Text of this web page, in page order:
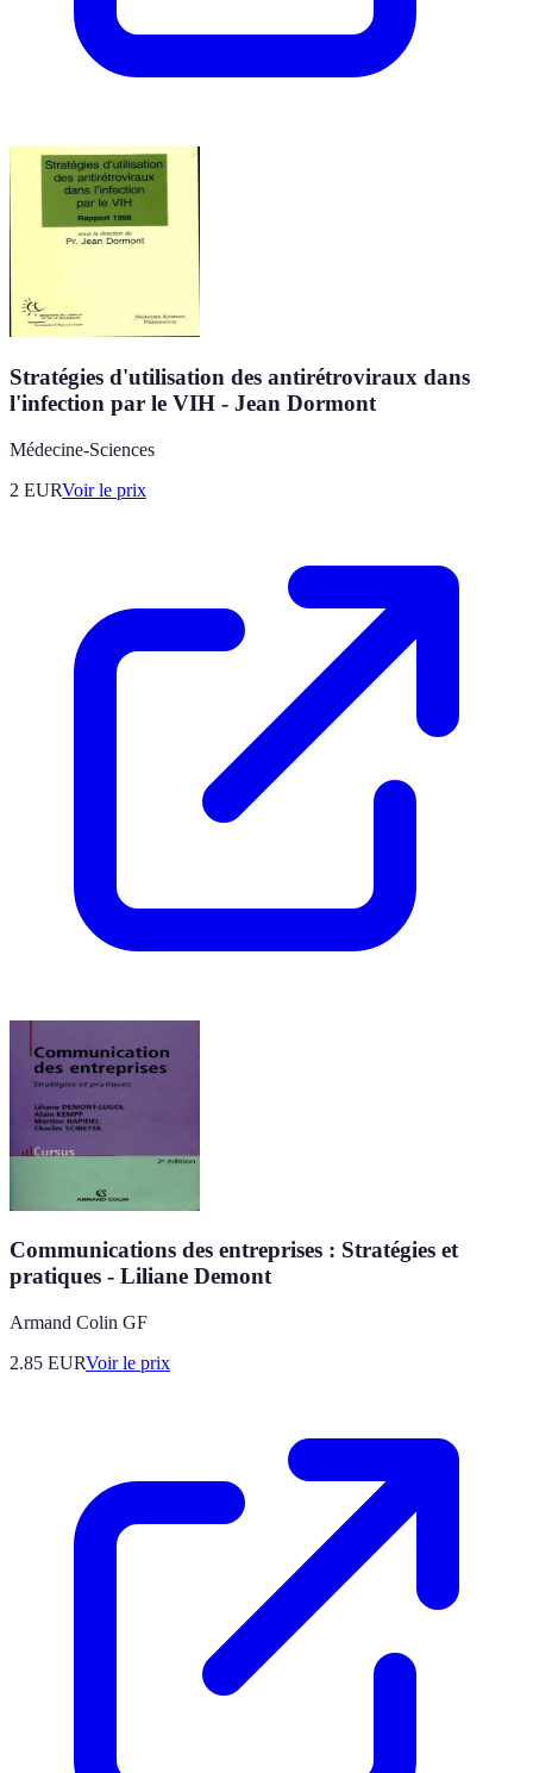
Stratégies d'utilisation des antirétroviraux dans
l'infection par le VIH - Jean Dormont
Médecine-Sciences
2 EURVoir le prix
Communications des entreprises : Stratégies et
pratiques - Liliane Demont
Armand Colin GF
2.85 EURVoir le prix